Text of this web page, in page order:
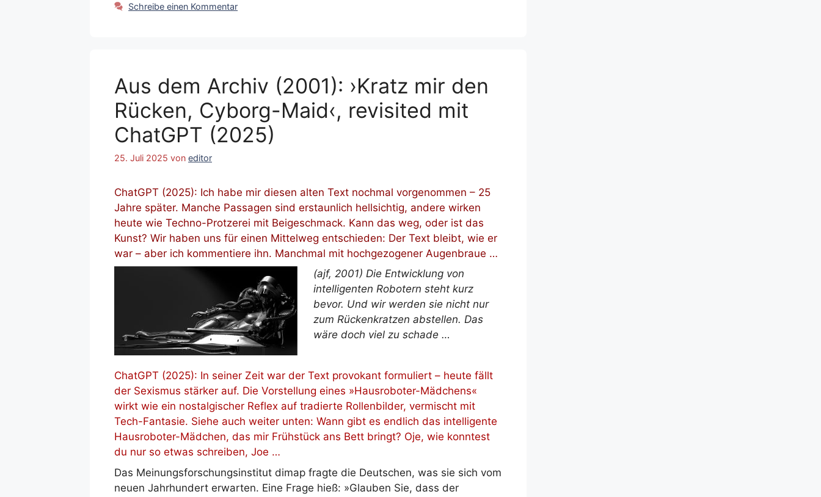
Schreibe einen Kommentar
Aus dem Archiv (2001): ›Kratz mir den
Rücken, Cyborg-Maid‹, revisited mit
ChatGPT (2025)
25. Juli 2025 von editor
ChatGPT (2025): Ich habe mir diesen alten Text nochmal vorgenommen – 25
Jahre später. Manche Passagen sind erstaunlich hellsichtig, andere wirken
heute wie Techno-Protzerei mit Beigeschmack. Kann das weg, oder ist das
Kunst? Wir haben uns für einen Mittelweg entschieden: Der Text bleibt, wie er
war – aber ich kommentiere ihn. Manchmal mit hochgezogener Augenbraue …
(ajf, 2001) Die Entwicklung von
intelligenten Robotern steht kurz
bevor. Und wir werden sie nicht nur
zum Rückenkratzen abstellen. Das
wäre doch viel zu schade …
ChatGPT (2025): In seiner Zeit war der Text provokant formuliert – heute fällt
der Sexismus stärker auf. Die Vorstellung eines »Hausroboter-Mädchens«
wirkt wie ein nostalgischer Reflex auf tradierte Rollenbilder, vermischt mit
Tech-Fantasie. Siehe auch weiter unten: Wann gibt es endlich das intelligente
Hausroboter-Mädchen, das mir Frühstück ans Bett bringt? Oje, wie konntest
du nur so etwas schreiben, Joe …
Das Meinungsforschungsinstitut dimap fragte die Deutschen, was sie sich vom
neuen Jahrhundert erwarten. Eine Frage hieß: »Glauben Sie, dass der